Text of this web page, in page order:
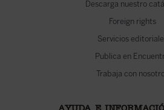
Descarga nuestro
Foreign rights
Servicios
Publica en
Trabaja con